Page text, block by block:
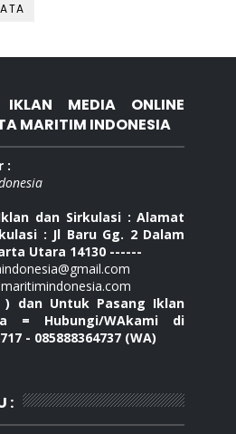
MEDIA ONLINE
MARITIM INDONESIA
:
dan Sirkulasi : Alamat
: Jl Baru Gg. 2 Dalam
Utara 14130 ------
) dan Untuk Pasang Iklan
= Hubungi/WAkami di
- 085888364737 (WA)
: